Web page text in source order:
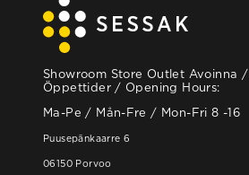
Showroom Store Outlet Avoinna /
Öppettider / Opening Hours:
Ma-Pe / Mån-Fre / Mon-Fri 8 -16
Puusepänkaarre 6
06150 Porvoo